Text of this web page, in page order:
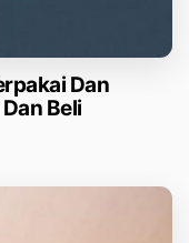
Dan
Beli